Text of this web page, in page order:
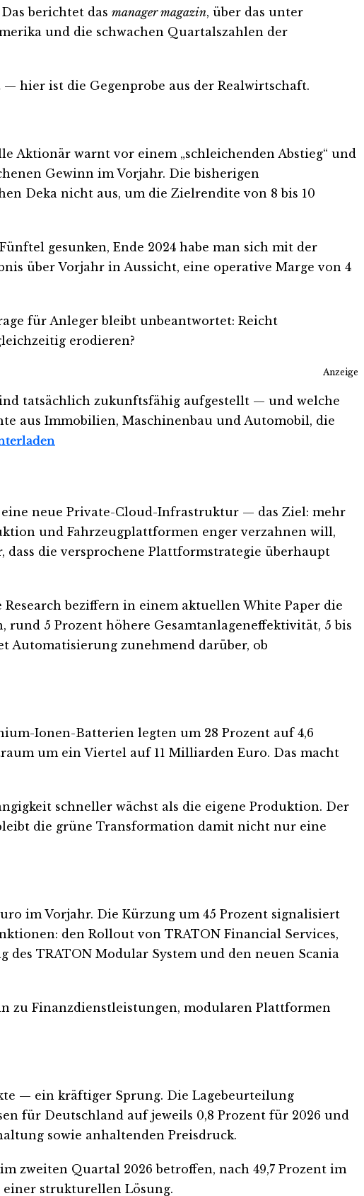
berichtet das manager magazin, über das unter
und die schwachen Quartalszahlen der
hier ist die Gegenprobe aus der Realwirtschaft.
Aktionär warnt vor einem „schleichenden Abstieg“ und
Gewinn im Vorjahr. Die bisherigen
Deka nicht aus, um die Zielrendite von 8 bis 10
gesunken, Ende 2024 habe man sich mit der
über Vorjahr in Aussicht, eine operative Marge von 4
für Anleger bleibt unbeantwortet: Reicht
erodieren?
Anzeige
tatsächlich zukunftsfähig aufgestellt — und welche
aus Immobilien, Maschinenbau und Automobil, die
neue Private-Cloud-Infrastruktur — das Ziel: mehr
und Fahrzeugplattformen enger verzahnen will,
die versprochene Plattformstrategie überhaupt
beziffern in einem aktuellen White Paper die
5 Prozent höhere Gesamtanlageneffektivität, 5 bis
Automatisierung zunehmend darüber, ob
Ionen-Batterien legten um 28 Prozent auf 4,6
um ein Viertel auf 11 Milliarden Euro. Das macht
schneller wächst als die eigene Produktion. Der
die grüne Transformation damit nicht nur eine
im Vorjahr. Die Kürzung um 45 Prozent signalisiert
den Rollout von TRATON Financial Services,
TRATON Modular System und den neuen Scania
zu Finanzdienstleistungen, modularen Plattformen
— ein kräftiger Sprung. Die Lagebeurteilung
für Deutschland auf jeweils 0,8 Prozent für 2026 und
sowie anhaltenden Preisdruck.
zweiten Quartal 2026 betroffen, nach 49,7 Prozent im
einer strukturellen Lösung.